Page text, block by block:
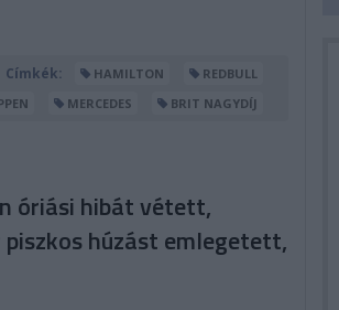
Címkék: HAMILTON
REDBULL
MERCEDES BRIT NAGYDÍJ
óriási hibát vétett,
húzást emlegetett,